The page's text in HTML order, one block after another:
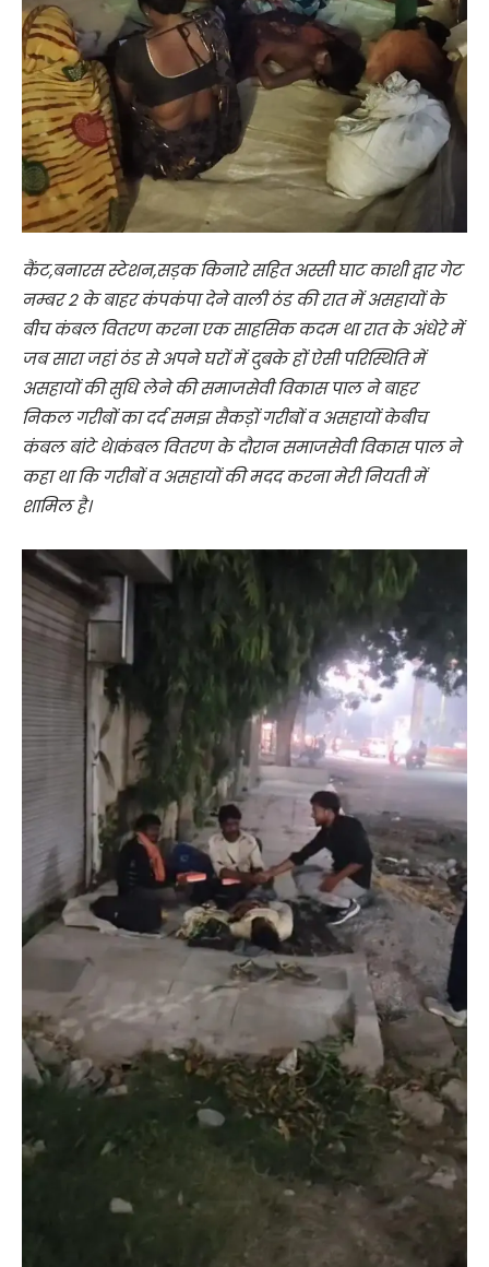
कैंट,बनारस स्टेशन,सड़क किनारे सहित अस्सी घाट काशी द्वार गेट
नम्बर 2 के बाहर कंपकंपा देने वाली ठंड की रात में असहायों के
बीच कंबल वितरण करना एक साहसिक कदम था रात के अंधेरे में
जब सारा जहां ठंड से अपने घरों में दुबके हों ऐसी परिस्थिति में
असहायों की सुधि लेने की समाजसेवी विकास पाल ने बाहर
निकल गरीबों का दर्द समझ सैकड़ों गरीबों व असहायों केबीच
कंबल बांटे थे।कंबल वितरण के दौरान समाजसेवी विकास पाल ने
कहा था कि गरीबों व असहायों की मदद करना मेरी नियती में
शामिल है।